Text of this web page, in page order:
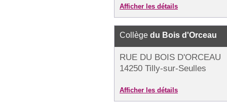
Afficher les détails
Collège du Bois d'Orceau
RUE DU BOIS D'ORCEAU
14250 Tilly-sur-Seulles
Afficher les détails